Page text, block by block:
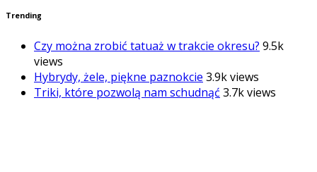
Trending
Czy można zrobić tatuaż w trakcie okresu? 9.5k
views
Hybrydy, żele, piękne paznokcie 3.9k views
Triki, które pozwolą nam schudnąć 3.7k views